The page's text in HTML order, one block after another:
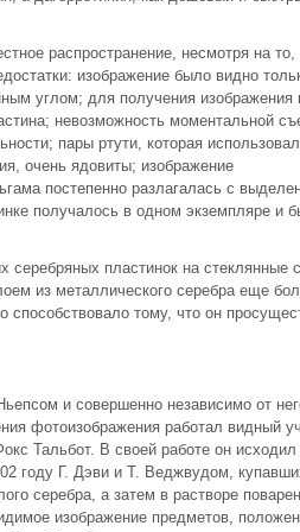
распространение, несмотря на то,
изображение было видно
углом; для получения изображения
невозможность моментальной
пары ртути, которая
очень ядовиты; изображение
постепенно разлагалась с
получалось в одном экземпляре и
серебряных пластинок на стеклянные с
из металлического серебра еще
способствовало тому, что он
и совершенно независимо от
фотоизображения работал видный
Тальбот. В своей работе он исходил
году Г. Дэви и Т. Веджвудом,
серебра, а затем в растворе
изображение предметов,